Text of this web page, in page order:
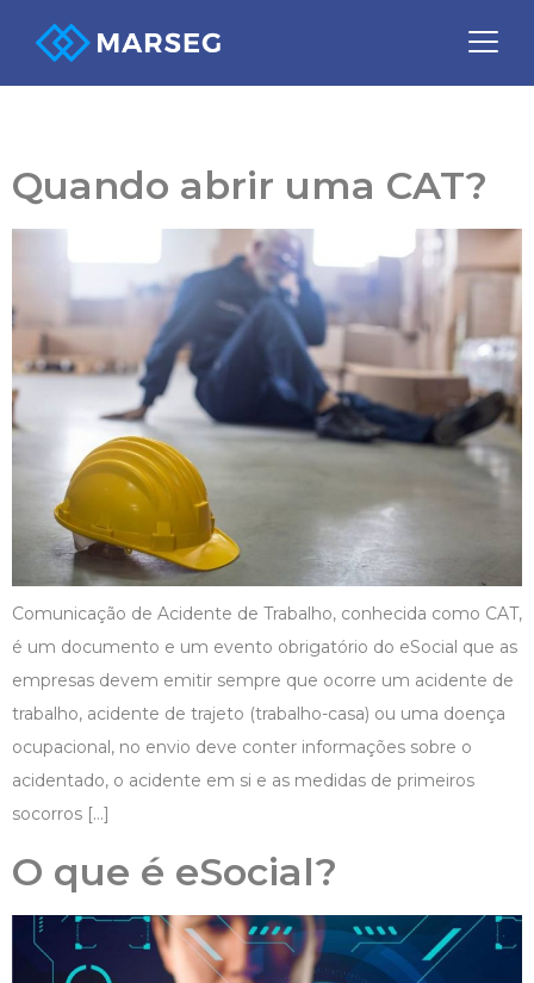
Quando abrir uma CAT?
Comunicação de Acidente de Trabalho, conhecida como CAT,
é um documento e um evento obrigatório do eSocial que as
empresas devem emitir sempre que ocorre um acidente de
trabalho, acidente de trajeto (trabalho-casa) ou uma doença
ocupacional, no envio deve conter informações sobre o
acidentado, o acidente em si e as medidas de primeiros
socorros […]
O que é eSocial?